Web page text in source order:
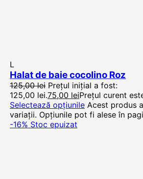
L
Halat de baie cocolino Roz
125,00lei Prețul inițial a fost:
125,00 lei.75,00 leiPrețul curent
Selectează opțiunile Acest produs
variații. Opțiunile pot fi alese în
-16% Stoc epuizat